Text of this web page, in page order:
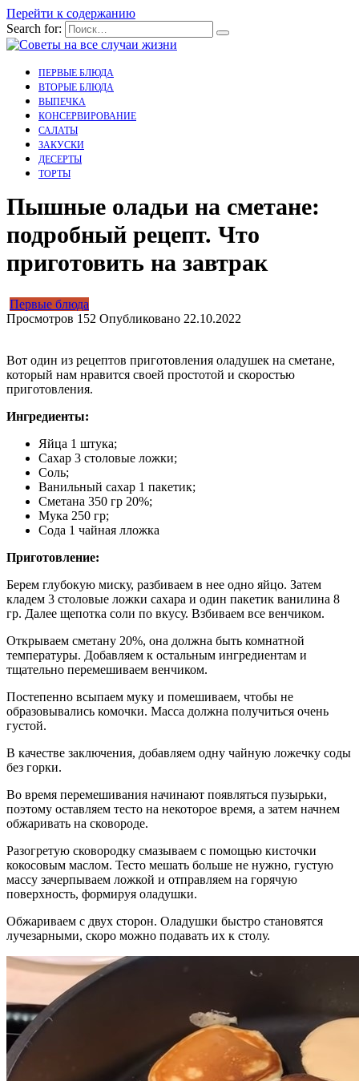
Перейти к содержанию
Search for:
ПЕРВЫЕ БЛЮДА
ВТОРЫЕ БЛЮДА
ВЫПЕЧКА
КОНСЕРВИРОВАНИЕ
САЛАТЫ
ЗАКУСКИ
ДЕСЕРТЫ
ТОРТЫ
Пышные оладьи на сметане:
подробный рецепт. Что
приготовить на завтрак
Первые блюда
Просмотров 152 Опубликовано 22.10.2022
Вот один из рецептов приготовления оладушек на сметане,
который нам нравится своей простотой и скоростью
приготовления.
Ингредиенты:
Яйца 1 штука;
Сахар 3 столовые ложки;
Соль;
Ванильный сахар 1 пакетик;
Сметана 350 гр 20%;
Мука 250 гр;
Сода 1 чайная лложка
Приготовление:
Берем глубокую миску, разбиваем в нее одно яйцо. Затем
кладем 3 столовые ложки сахара и один пакетик ванилина 8
гр. Далее щепотка соли по вкусу. Взбиваем все венчиком.
Открываем сметану 20%, она должна быть комнатной
температуры. Добавляем к остальным ингредиентам и
тщательно перемешиваем венчиком.
Постепенно всыпаем муку и помешиваем, чтобы не
образовывались комочки. Масса должна получиться очень
густой.
В качестве заключения, добавляем одну чайную ложечку соды
без горки.
Во время перемешивания начинают появляться пузырьки,
поэтому оставляем тесто на некоторое время, а затем начнем
обжаривать на сковороде.
Разогретую сковородку смазываем с помощью кисточки
кокосовым маслом. Тесто мешать больше не нужно, густую
массу зачерпываем ложкой и отправляем на горячую
поверхность, формируя оладушки.
Обжариваем с двух сторон. Оладушки быстро становятся
лучезарными, скоро можно подавать их к столу.